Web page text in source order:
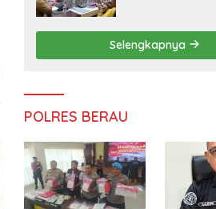
Persatuan
Selengkapnya
POLRES BERAU